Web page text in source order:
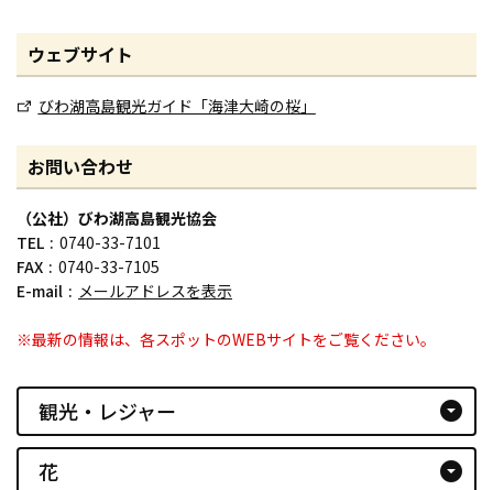
ウェブサイト
びわ湖高島観光ガイド「海津大崎の桜」
お問い合わせ
（公社）びわ湖高島観光協会
TEL
0740-33-7101
FAX
0740-33-7105
E-mail
メールアドレスを表示
※最新の情報は、各スポットのWEBサイトをご覧ください。
観光・レジャー arrow_drop_down_circle
花 arrow_drop_down_circle